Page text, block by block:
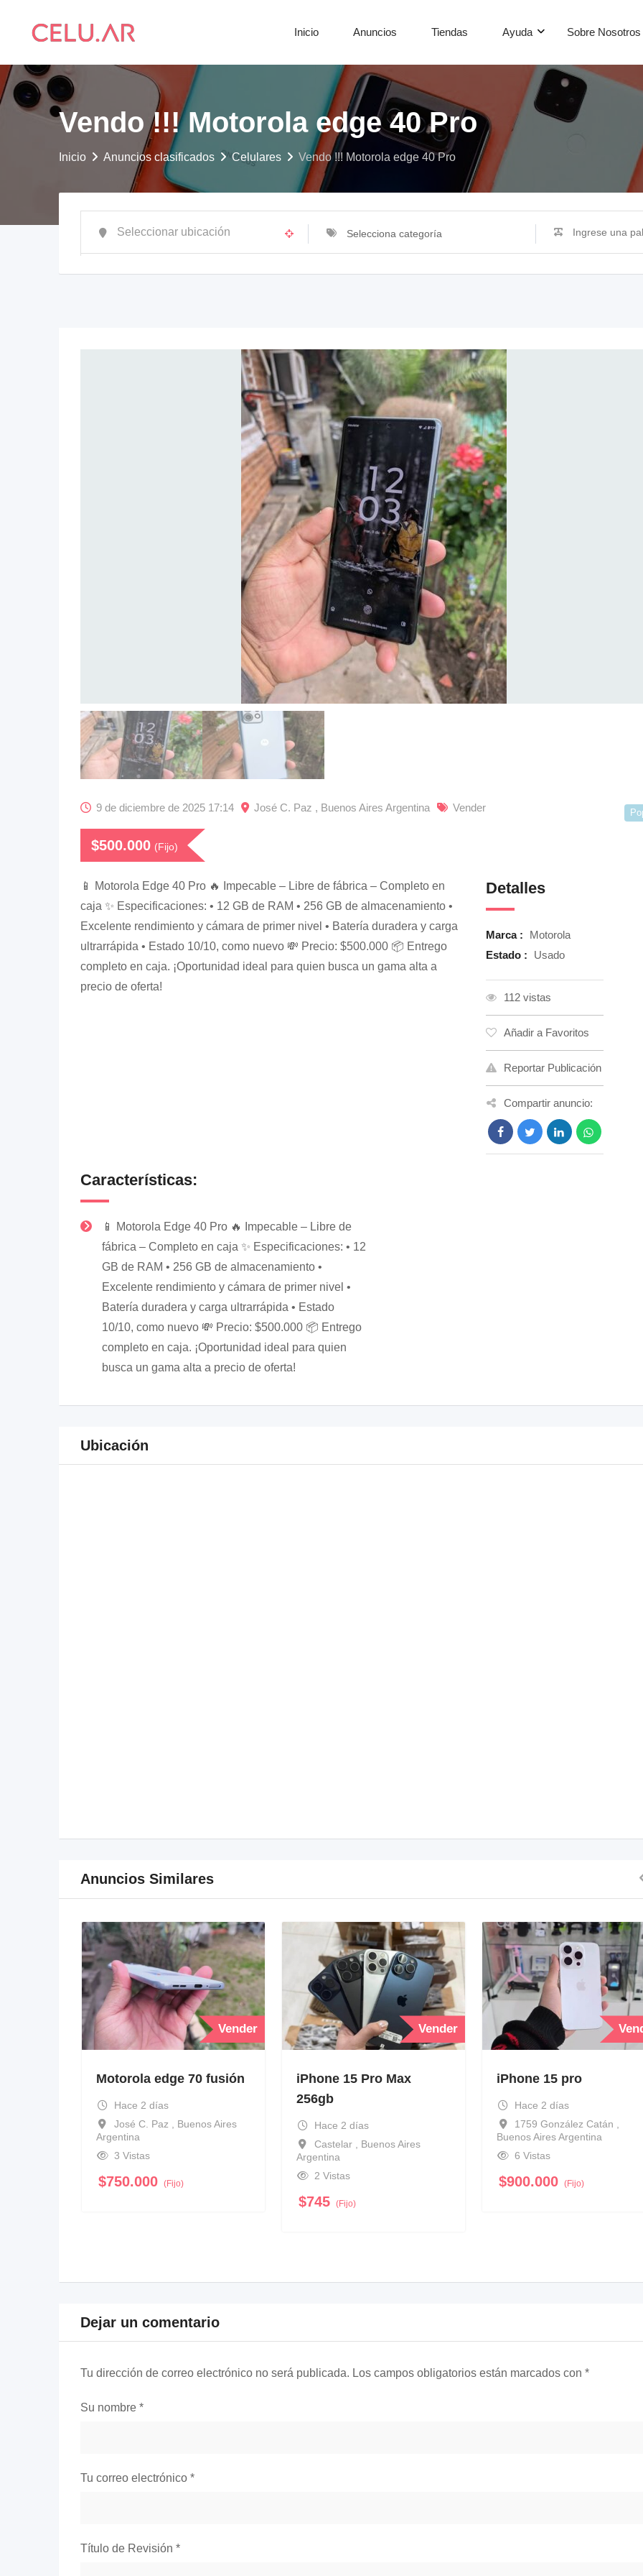
Inicio Anuncios Tiendas Ayuda Sobre Nosotros
Vendo !!! Motorola edge 40 Pro
Inicio Anuncios clasificados Celulares Vendo !!! Motorola edge 40 Pro
Selecciona categoría
9 de diciembre de 2025 17:14 José C. Paz , Buenos Aires Argentina Vender
$500.000 (Fijo)
📱 Motorola Edge 40 Pro 🔥 Impecable – Libre de fábrica – Completo en
caja ✨ Especificaciones: • 12 GB de RAM • 256 GB de almacenamiento •
Excelente rendimiento y cámara de primer nivel • Batería duradera y carga
ultrarrápida • Estado 10/10, como nuevo 💸 Precio: $500.000 📦 Entrego
completo en caja. ¡Oportunidad ideal para quien busca un gama alta a
precio de oferta!
Detalles
Marca :
Motorola
Estado :
Usado
112 vistas
Añadir a Favoritos
Reportar Publicación
Compartir anuncio:
Características:
📱 Motorola Edge 40 Pro 🔥 Impecable – Libre de
fábrica – Completo en caja ✨ Especificaciones: • 12
GB de RAM • 256 GB de almacenamiento •
Excelente rendimiento y cámara de primer nivel •
Batería duradera y carga ultrarrápida • Estado
10/10, como nuevo 💸 Precio: $500.000 📦 Entrego
completo en caja. ¡Oportunidad ideal para quien
busca un gama alta a precio de oferta!
Ubicación
Anuncios Similares
Vender
Motorola edge 70 fusión
Hace 2 días
José C. Paz , Buenos Aires
Argentina
3 Vistas
$750.000 (Fijo)
Vender
iPhone 15 Pro Max
256gb
Hace 2 días
Castelar , Buenos Aires
Argentina
2 Vistas
$745 (Fijo)
iPhone 15 pro
Hace 2 días
1759 González Catán ,
Buenos Aires Argentina
6 Vistas
$900.000 (Fijo)
Dejar un comentario
Tu dirección de correo electrónico no será publicada. Los campos obligatorios están marcados con *
Su nombre *
Tu correo electrónico *
Título de Revisión *